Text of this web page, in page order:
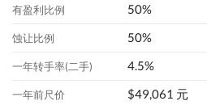
有盈利比例 50%
蚀让比例 50%
一年转手率(二手) 4.5%
一年前尺价 $49,061 元